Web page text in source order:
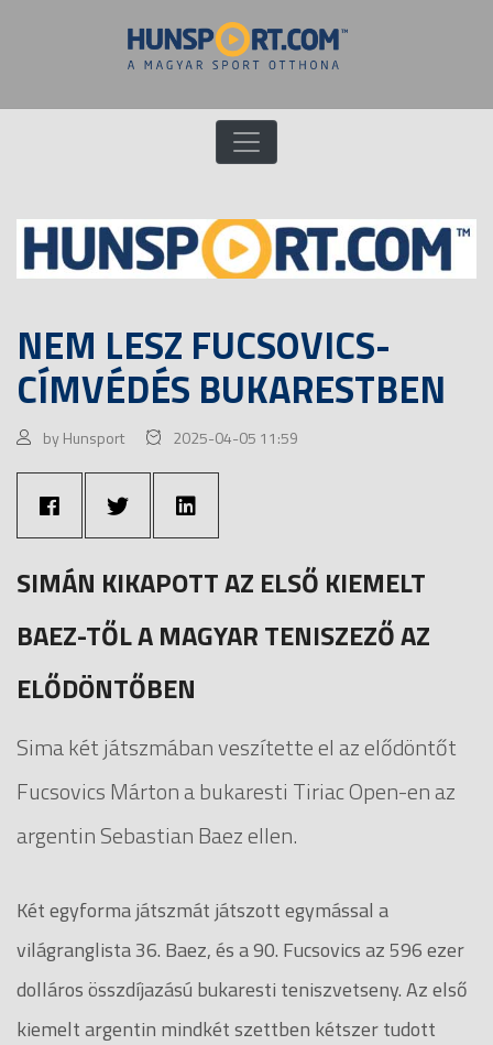
NEM LESZ FUCSOVICS-
CÍMVÉDÉS BUKARESTBEN
by Hunsport 2025-04-05 11:59
SIMÁN KIKAPOTT AZ ELSŐ KIEMELT
BAEZ-TŐL A MAGYAR TENISZEZŐ AZ
ELŐDÖNTŐBEN
Sima két játszmában veszítette el az elődöntőt
Fucsovics Márton a bukaresti Tiriac Open-en az
argentin Sebastian Baez ellen.
Két egyforma játszmát játszott egymással a
világranglista 36. Baez, és a 90. Fucsovics az 596 ezer
dolláros összdíjazású bukaresti teniszvetseny. Az első
kiemelt argentin mindkét szettben kétszer tudott